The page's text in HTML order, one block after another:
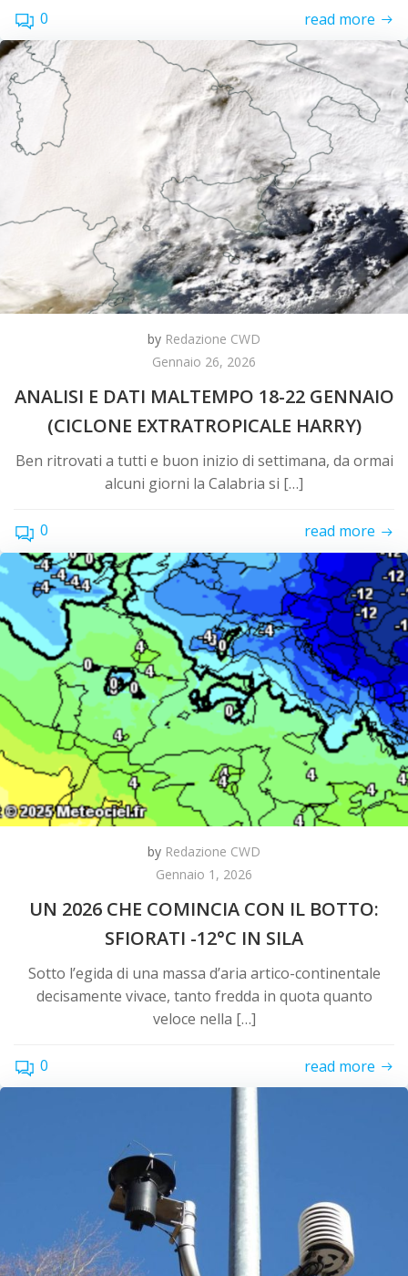
0 read more
by Redazione CWD
Gennaio 26, 2026
ANALISI E DATI MALTEMPO 18-22 GENNAIO
(CICLONE EXTRATROPICALE HARRY)
Ben ritrovati a tutti e buon inizio di settimana, da ormai
alcuni giorni la Calabria si […]
0 read more
by Redazione CWD
Gennaio 1, 2026
UN 2026 CHE COMINCIA CON IL BOTTO:
SFIORATI -12°C IN SILA
Sotto l’egida di una massa d’aria artico-continentale
decisamente vivace, tanto fredda in quota quanto
veloce nella […]
0 read more